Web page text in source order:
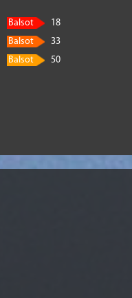
Balsot
18
Balsot
33
Balsot
50